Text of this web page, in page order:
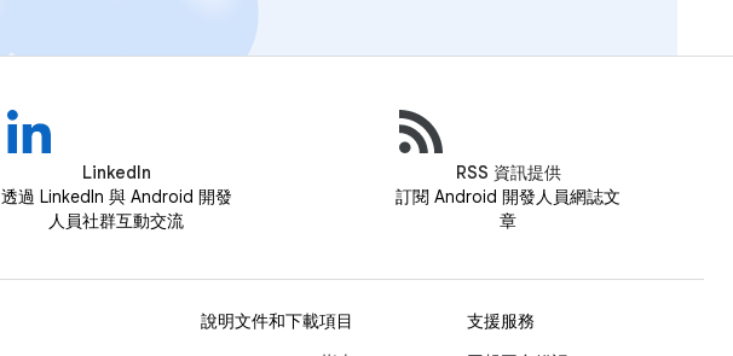
LinkedIn
透過 LinkedIn 與 Android 開發
人員社群互動交流
RSS 資訊提供
訂閱 Android 開發人員網誌文
章
說明文件和下載項目
支援服務